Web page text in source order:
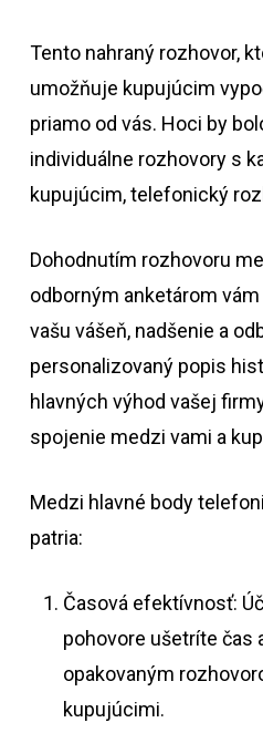
Tento nahraný rozhovor,
umožňuje kupujúcim
priamo od vás. Hoci by
individuálne rozhovory s
kupujúcim, telefonický
Dohodnutím rozhovoru
odborným anketárom
vašu vášeň, nadšenie a
personalizovaný popis
hlavných výhod vašej
spojenie medzi vami a
Medzi hlavné body
patria:
Časová efektívnosť:
pohovore ušetríte čas
opakovaným
kupujúcimi.